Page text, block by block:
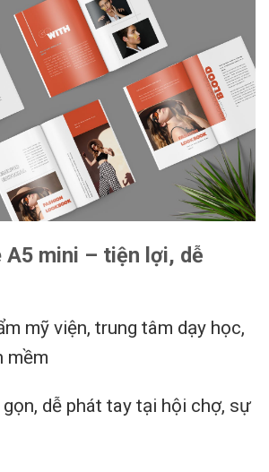
A5 mini – tiện lợi, dễ
mỹ viện, trung tâm dạy học,
mềm
dễ phát tay tại hội chợ, sự